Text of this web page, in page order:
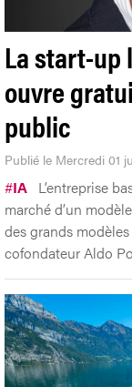
La start-up
ouvre
public
Publié le Mercredi 01
#IA L’entreprise
marché d’un
des grands
cofondateur Aldo